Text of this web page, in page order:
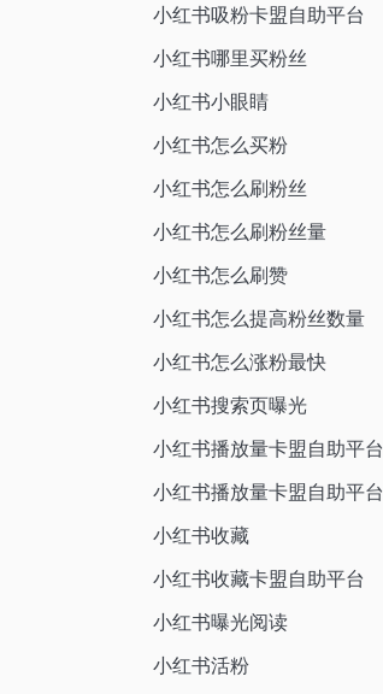
小红书吸粉卡盟自助平台
小红书哪里买粉丝
小红书小眼睛
小红书怎么买粉
小红书怎么刷粉丝
小红书怎么刷粉丝量
小红书怎么刷赞
小红书怎么提高粉丝数量
小红书怎么涨粉最快
小红书搜索页曝光
小红书播放量卡盟自助平台
小红书播放量卡盟自助平台
小红书收藏
小红书收藏卡盟自助平台
小红书曝光阅读
小红书活粉